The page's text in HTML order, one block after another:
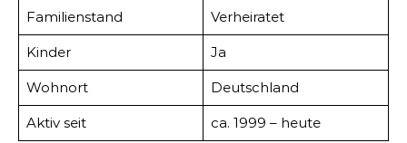
Familienstand Verheiratet
Kinder Ja
Wohnort Deutschland
Aktiv seit ca. 1999 – heute